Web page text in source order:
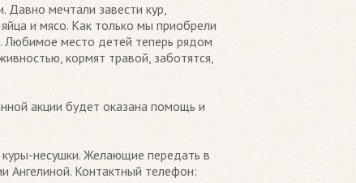
Давно мечтали завести кур,
и мясо. Как только мы приобрели
Любимое место детей теперь рядом
кормят травой, заботятся,
акции будет оказана помощь и
несушки. Желающие передать в
Ангелиной. Контактный телефон: